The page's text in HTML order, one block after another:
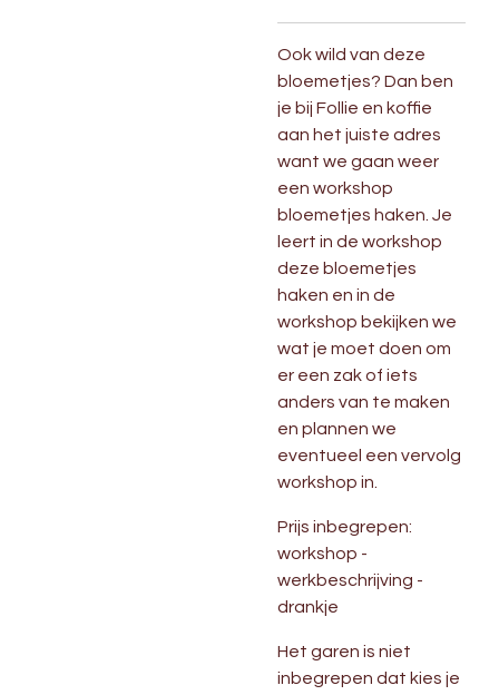
Ook wild van deze
bloemetjes? Dan ben
je bij Follie en koffie
aan het juiste adres
want we gaan weer
een workshop
bloemetjes haken. Je
leert in de workshop
deze bloemetjes
haken en in de
workshop bekijken we
wat je moet doen om
er een zak of iets
anders van te maken
en plannen we
eventueel een vervolg
workshop in.
Prijs inbegrepen:
workshop -
werkbeschrijving -
drankje
Het garen is niet
inbegrepen dat kies je